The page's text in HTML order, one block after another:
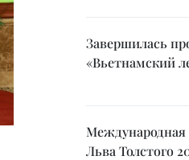
Завершилась
«Вьетнамский
Льва Толстого